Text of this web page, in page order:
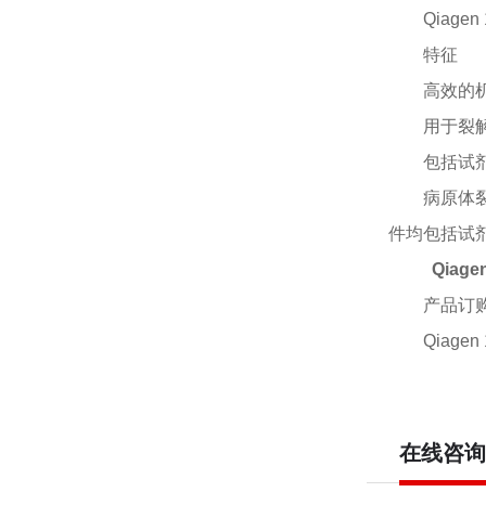
Qiagen
特征
高效的
用于裂
包括试
病原体
件均包括试
产品订
Qiagen
在线咨询